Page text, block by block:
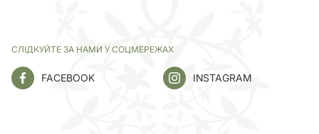
СЛІДКУЙТЕ ЗА НАМИ У СОЦМЕРЕЖАХ
FACEBOOK INSTAGRAM